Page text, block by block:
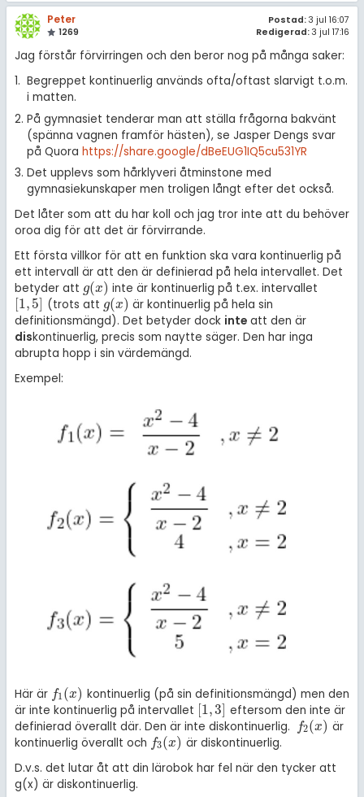
Peter
1269
Postad: 3 jul 16:07
Redigerad: 3 jul 17:16
Jag förstår förvirringen och den beror nog på många saker:
Begreppet kontinuerlig används ofta/oftast slarvigt t.o.m.
i matten.
På gymnasiet tenderar man att ställa frågorna bakvänt
(spänna vagnen framför hästen), se Jasper Dengs svar
på Quorahttps://share.google/dBeEUG1IQ5cu531YR
Det upplevs som hårklyveri åtminstone med
gymnasiekunskaper men troligen långt efter det också.
Det låter som att du har koll och jag tror inte att du behöver
oroa dig för att det är förvirrande.
Ett första villkor för att en funktion ska vara kontinuerlig på
ett intervall är att den är definierad på hela intervallet. Det
betyder att g(x)
g(x) inte är kontinuerlig på t.ex. intervallet
[1,5]
1,5 ] (trots att g(x)
g(x) är kontinuerlig på hela sin
definitionsmängd). Det betyder dock inteatt den är
diskontinuerlig, precis som naytte säger. Den har inga
abrupta hopp i sin värdemängd.
Exempel:
Här är f1 (x)
f1(x)
kontinuerlig (på sin definitionsmängd) men den
är inte kontinuerlig på intervallet [1,3]
1,3]
eftersom den inte är
definierad överallt där. Den är inte diskontinuerlig.
f2(x)
f2(x) är
kontinuerlig överallt och f3(x)
f3(x) är diskontinuerlig.
D.v.s. det lutar åt att din lärobok har fel när den tycker att
g(x) är diskontinuerlig.